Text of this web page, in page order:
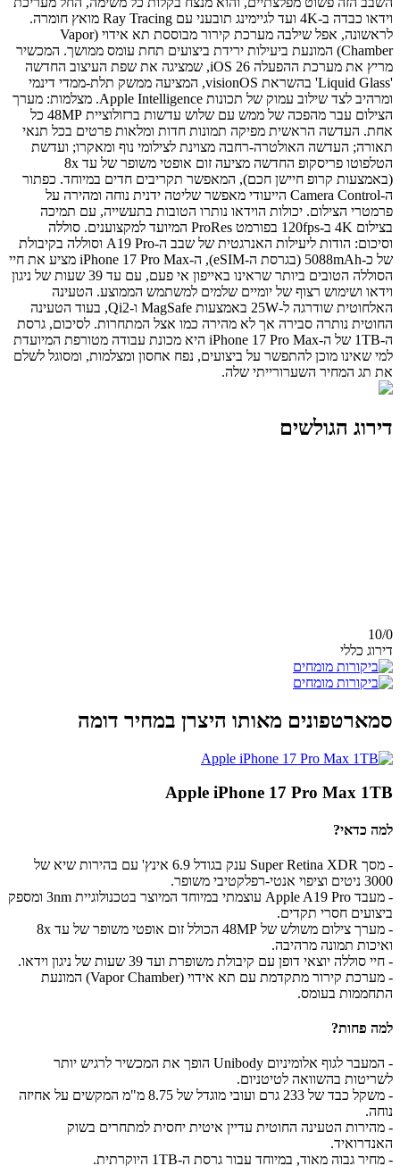
וידאו כבדה ב-4K ועד לגיימינג תובעני עם Ray Tracing מואץ חומרה.
לראשונה, אפל שילבה מערכת קירור מבוססת תא אידוי (Vapor
Chamber) המונעת ביעילות ירידת ביצועים תחת עומס ממושך. המכשיר
מריץ את מערכת ההפעלה iOS 26, שמציגה את שפת העיצוב החדשה
'Liquid Glass' בהשראת visionOS, המציעה ממשק תלת-ממדי דינמי
ומרהיב לצד שילוב עמוק של תכונות Apple Intelligence. מצלמות: מערך
הצילום עבר מהפכה של ממש עם שלוש עדשות ברזולוציית 48MP כל
אחת. העדשה הראשית מפיקה תמונות חדות ומלאות פרטים בכל תנאי
תאורה; העדשה האולטרה-רחבה מצוינת לצילומי נוף ומאקרו; ועדשת
הטלפוטו פריסקופ החדשה מציעה זום אופטי משופר של עד 8x
(באמצעות קרופ חיישן חכם), המאפשר תקריבים חדים במיוחד. כפתור
ה-Camera Control הייעודי מאפשר שליטה ידנית נוחה ומהירה על
פרמטרי הצילום. יכולות הוידאו נותרו הטובות בתעשייה, עם תמיכה
בצילום 4K ב-120fps בפורמט ProRes המיועד למקצוענים. סוללה
וסיכום: הודות ליעילות האנרגטית של שבב ה-A19 Pro וסוללה בקיבולת
של כ-5088mAh (בגרסת ה-eSIM), ה-iPhone 17 Pro Max מציע את חיי
הסוללה הטובים ביותר שראינו באייפון אי פעם, עם עד 39 שעות של ניגון
וידאו ושימוש רצוף של יומיים שלמים למשתמש הממוצע. הטעינה
האלחוטית שודרגה ל-25W באמצעות MagSafe ו-Qi2, בעוד הטעינה
החוטית נותרה סבירה אך לא מהירה כמו אצל המתחרות. לסיכום, גרסת
ה-1TB של ה-iPhone 17 Pro Max היא מכונת עבודה מטורפת המיועדת
למי שאינו מוכן להתפשר על ביצועים, נפח אחסון ומצלמות, ומסוגל לשלם
את תג המחיר השערורייתי שלה.
דירוג הגולשים
10/0
דירוג כללי
סמארטפונים מאותו היצרן במחיר דומה
Apple iPhone 17 Pro Max 1TB
למה כדאי?
- מסך Super Retina XDR ענק בגודל 6.9 אינץ' עם בהירות שיא של
3000 ניטים וציפוי אנטי-רפלקטיבי משופר.
- מעבד Apple A19 Pro עוצמתי במיוחד המיוצר בטכנולוגיית 3nm ומספק
ביצועים חסרי תקדים.
- מערך צילום משולש של 48MP הכולל זום אופטי משופר של עד 8x
ואיכות תמונה מרהיבה.
- חיי סוללה יוצאי דופן עם קיבולת משופרת ועד 39 שעות של ניגון וידאו.
- מערכת קירור מתקדמת עם תא אידוי (Vapor Chamber) המונעת
התחממות בעומס.
למה פחות?
- המעבר לגוף אלומיניום Unibody הופך את המכשיר לרגיש יותר
לשריטות בהשוואה לטיטניום.
- משקל כבד של 233 גרם ועובי מוגדל של 8.75 מ"מ המקשים על אחיזה
נוחה.
- מהירות הטעינה החוטית עדיין איטית יחסית למתחרים בשוק
האנדרואיד.
- מחיר גבוה מאוד, במיוחד עבור גרסת ה-1TB היוקרתית.